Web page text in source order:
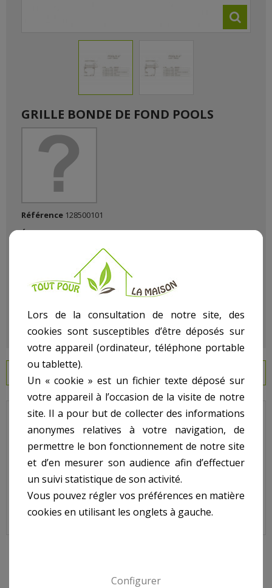
GRILLE BONDE DE FOND POOLS
Référence 128500101
État :Neuf
EN SAVOIR PLUS
Grille bonde de fond POOL'S, Béton.
N° 1 sur le shéma.
Grille Bonde de Fond POOL'S, Béton, 1215025
Lors de la consultation de notre site, des
cookies sont susceptibles d’être déposés sur
votre appareil (ordinateur, téléphone portable
ou tablette).
Un « cookie » est un fichier texte déposé sur
votre appareil à l’occasion de la visite de notre
site. Il a pour but de collecter des informations
anonymes relatives à votre navigation, de
permettre le bon fonctionnement de notre site
et d’en mesurer son audience afin d’effectuer
un suivi statistique de son activité.
Vous pouvez régler vos préférences en matière
cookies en utilisant les onglets à gauche.
Configurer